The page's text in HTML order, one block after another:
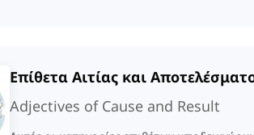
Επίθετα Αιτίας και
Adjectives of Cause and Result